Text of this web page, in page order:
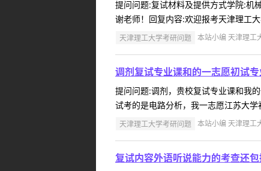
提问问题:复试材料及提供方式学院:
谢老师！回复内容:欢迎报考天津理工
天津理工大学考研问题 本站小编 天津理
调剂复试专业课和的一志愿初试
提问问题:调剂，贵校复试专业课和我
试考的是电路分析，我一志愿江苏大
天津理工大学考研问题 本站小编 天津理
复试内容外语听说能力的考查还